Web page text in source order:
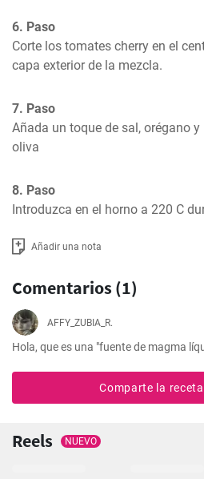
6. Paso
Corte los tomates cherry en el
capa exterior de la mezcla.
7. Paso
Añada un toque de sal, orégano
oliva
8. Paso
Introduzca en el horno a 220 C
Añadir una nota
Comentarios (1)
AFFY_ZUBIA_R.
Hola, que es una "fuente de magma
Comparte la
Reels NUEVO